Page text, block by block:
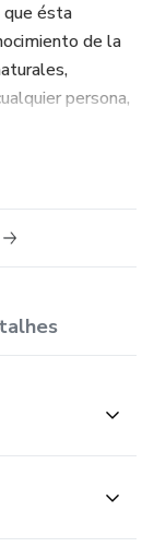
ésta
de la
persona,
de
solución
médico
para hablar